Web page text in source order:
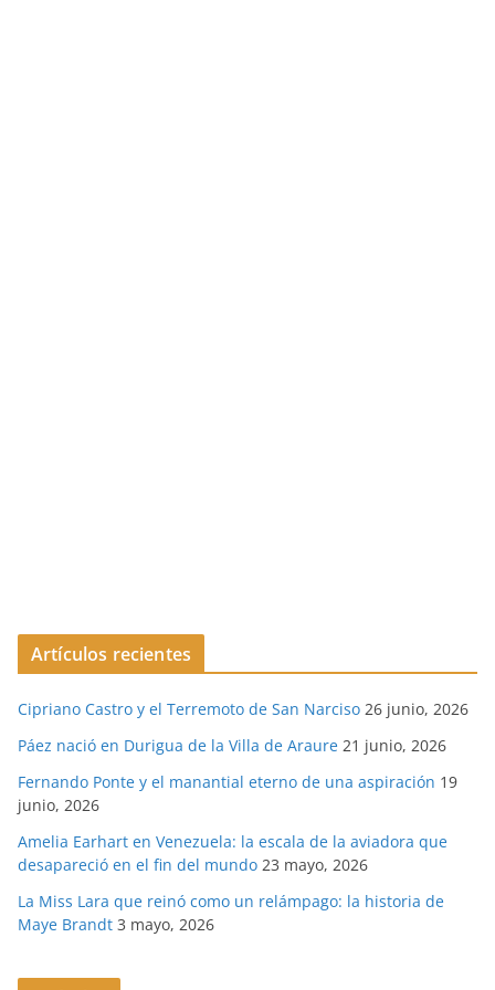
Artículos recientes
Cipriano Castro y el Terremoto de San Narciso 26 junio, 2026
Páez nació en Durigua de la Villa de Araure 21 junio, 2026
Fernando Ponte y el manantial eterno de una aspiración 19
junio, 2026
Amelia Earhart en Venezuela: la escala de la aviadora que
desapareció en el fin del mundo 23 mayo, 2026
La Miss Lara que reinó como un relámpago: la historia de
Maye Brandt 3 mayo, 2026